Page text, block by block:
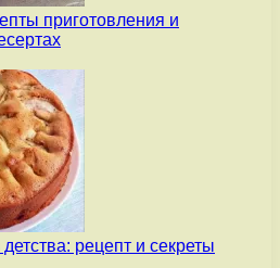
приготовления и
рецепт и секреты